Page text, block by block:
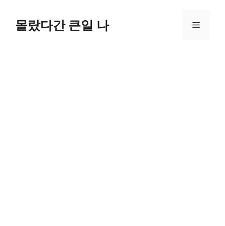
몰랐다간 큰일 나 메